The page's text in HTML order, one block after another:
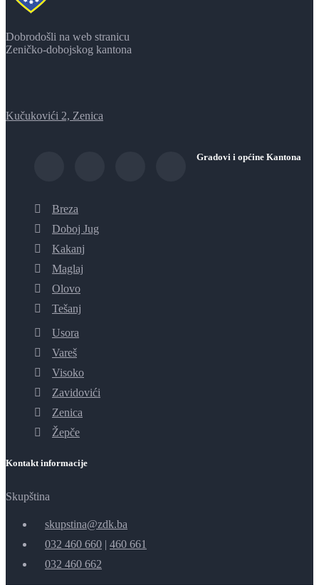
Dobrodošli na web stranicu
Zeničko-dobojskog kantona
Kučukovići 2, Zenica
Gradovi i općine Kantona
Breza
Doboj Jug
Kakanj
Maglaj
Olovo
Tešanj
Usora
Vareš
Visoko
Zavidovići
Zenica
Žepče
Kontakt informacije
Skupština
skupstina@zdk.ba
032 460 660 | 460 661
032 460 662